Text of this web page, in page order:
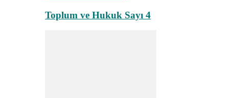
Toplum ve Hukuk Sayı 4